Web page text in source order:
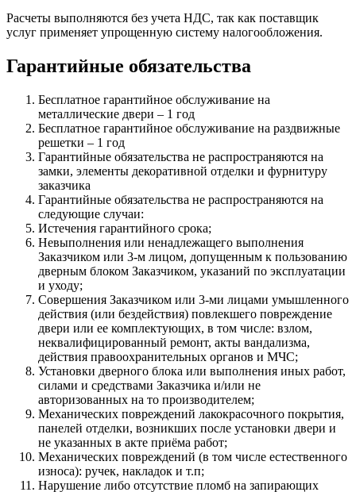
Расчеты выполняются без учета НДС, так как поставщик
услуг применяет упрощенную систему налогообложения.
Гарантийные обязательства
Бесплатное гарантийное обслуживание на
металлические двери – 1 год
Бесплатное гарантийное обслуживание на раздвижные
решетки – 1 год
Гарантийные обязательства не распространяются на
замки, элементы декоративной отделки и фурнитуру
заказчика
Гарантийные обязательства не распространяются на
следующие случаи:
Истечения гарантийного срока;
Невыполнения или ненадлежащего выполнения
Заказчиком или 3-м лицом, допущенным к пользованию
дверным блоком Заказчиком, указаний по эксплуатации
и уходу;
Совершения Заказчиком или 3-ми лицами умышленного
действия (или бездействия) повлекшего повреждение
двери или ее комплектующих, в том числе: взлом,
неквалифицированный ремонт, акты вандализма,
действия правоохранительных органов и МЧС;
Установки дверного блока или выполнения иных работ,
силами и средствами Заказчика и/или не
авторизованных на то производителем;
Механических повреждений лакокрасочного покрытия,
панелей отделки, возникших после установки двери и
не указанных в акте приёма работ;
Механических повреждений (в том числе естественного
износа): ручек, накладок и т.п;
Нарушение либо отсутствие пломб на запирающих